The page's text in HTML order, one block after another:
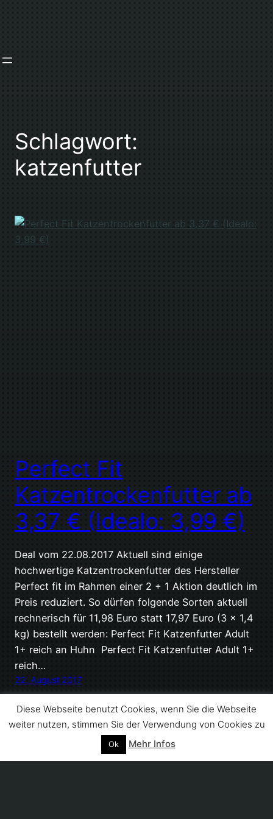
Schlagwort:
katzenfutter
Perfect Fit
Katzentrockenfutter ab
3,37 € (Idealo: 3,99 €)
Deal vom 22.08.2017 Aktuell sind einige
hochwertige Katzentrockenfutter des Hersteller
Perfect fit im Rahmen einer 2 + 1 Aktion deutlich im
Preis reduziert. So dürfen folgende Sorten aktuell
rechnerisch für 11,98 Euro statt 17,97 Euro (3 x 1,4
kg) bestellt werden: Perfect Fit Katzenfutter Adult
1+ reich an Huhn Perfect Fit Katzenfutter Adult 1+
reich…
22. August 2017
Diese Webseite benutzt Cookies, wenn Sie die Webseite
weiter nutzen, stimmen Sie der Verwendung von Cookies zu
Ok Mehr Infos